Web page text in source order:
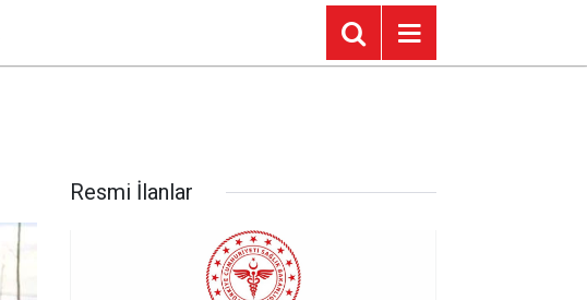
Resmi İlanlar